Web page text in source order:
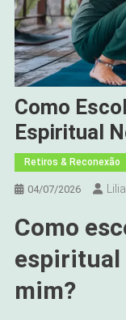
Como
Espiritual
Retiros & Reconexão
04/07/2026
Como
espiritual
mim?